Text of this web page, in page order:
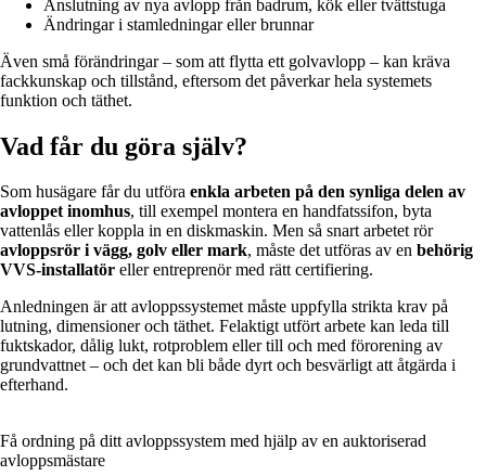
Anslutning av nya avlopp från badrum, kök eller tvättstuga
Ändringar i stamledningar eller brunnar
Även små förändringar – som att flytta ett golvavlopp – kan kräva
fackkunskap och tillstånd, eftersom det påverkar hela systemets
funktion och täthet.
Vad får du göra själv?
Som husägare får du utföra enkla arbeten på den synliga delen av
avloppet inomhus, till exempel montera en handfatssifon, byta
vattenlås eller koppla in en diskmaskin. Men så snart arbetet rör
avloppsrör i vägg, golv eller mark, måste det utföras av en behörig
VVS-installatör eller entreprenör med rätt certifiering.
Anledningen är att avloppssystemet måste uppfylla strikta krav på
lutning, dimensioner och täthet. Felaktigt utfört arbete kan leda till
fuktskador, dålig lukt, rotproblem eller till och med förorening av
grundvattnet – och det kan bli både dyrt och besvärligt att åtgärda i
efterhand.
Få ordning på ditt avloppssystem med hjälp av en auktoriserad
avloppsmästare